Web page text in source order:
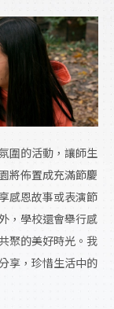
圍的活動，讓師生
將佈置成充滿節慶
感恩故事或表演節
，學校還會舉行感
聚的美好時光。我
享，珍惜生活中的